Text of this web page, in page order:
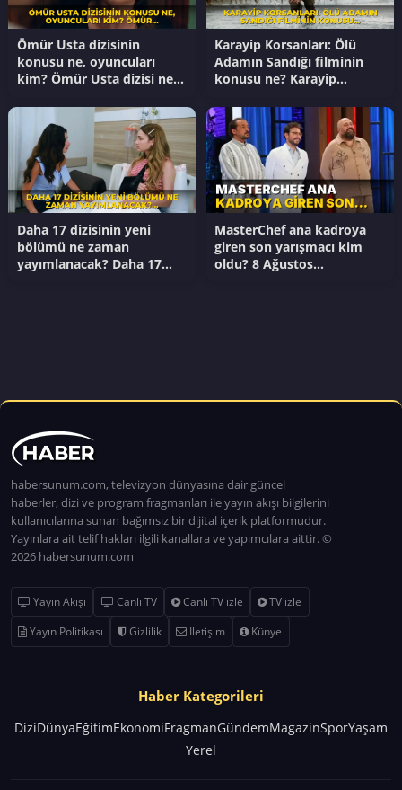
Ömür Usta dizisinin
konusu ne, oyuncuları
kim? Ömür Usta dizisi ne
Karayip Korsanları: Ölü
Adamın Sandığı filminin
konusu ne? Karayip
Sandığı filminin oyuncuları
kim?
Daha 17 dizisinin yeni
bölümü ne zaman
yayımlanacak? Daha 17
MasterChef ana kadroya
giren son yarışmacı kim
oldu? 8 Ağustos
habersunum.com, televizyon dünyasına dair güncel
haberler, dizi ve program fragmanları ile yayın akışı bilgilerini
kullanıcılarına sunan bağımsız bir dijital içerik platformudur.
Yayınlara ait telif hakları ilgili kanallara ve yapımcılara aittir. ©
2026 habersunum.com
Yayın Akışı Canlı TV Canlı TV izle
TV izle
Yayın Politikası
Gizlilik İletişim Künye
Haber Kategorileri
DiziDünyaEğitimEkonomiFragmanGündemMagazinSporYaşam
Yerel